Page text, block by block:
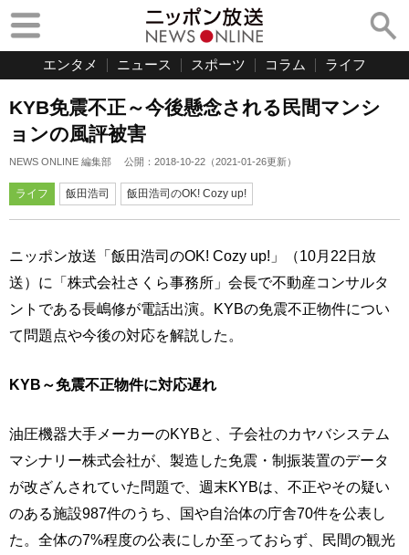
エンタメ ニュース スポーツ コラム ライフ
KYB免震不正～今後懸念される民間マンシ
ョンの風評被害
NEWS ONLINE 編集部 公開： 2018-10-22 （2021-01-26更新）
ライフ 飯田浩司 飯田浩司のOK! Cozy up!
ニッポン放送「飯田浩司のOK! Cozy up!」（10月22日放
送）に「株式会社さくら事務所」会長で不動産コンサルタ
ントである長嶋修が電話出演。KYBの免震不正物件につい
て問題点や今後の対応を解説した。
KYB～免震不正物件に対応遅れ
油圧機器大手メーカーのKYBと、子会社のカヤバシステム
マシナリー株式会社が、製造した免震・制振装置のデータ
が改ざんされていた問題で、週末KYBは、不正やその疑い
のある施設987件のうち、国や自治体の庁舎70件を公表し
た。全体の7%程度の公表にしか至っておらず、民間の観光